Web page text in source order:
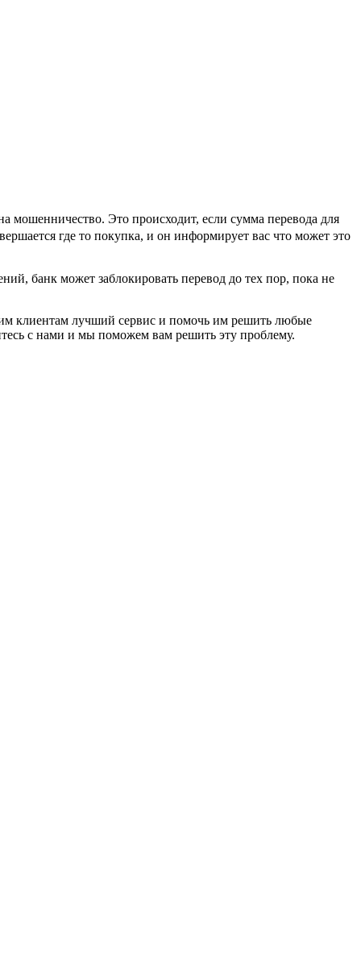
мошенничество. Это происходит, если сумма перевода для
где то покупка, и он информирует вас что может это
банк может заблокировать перевод до тех пор, пока не
клиентам лучший сервис и помочь им решить любые
с нами и мы поможем вам решить эту проблему.